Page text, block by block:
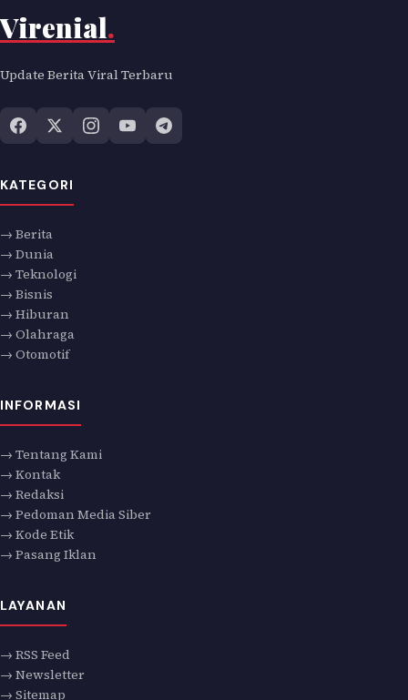
Virenial.
Update Berita Viral Terbaru
KATEGORI
→ Berita
→ Dunia
→ Teknologi
→ Bisnis
→ Hiburan
→ Olahraga
→ Otomotif
INFORMASI
→ Tentang Kami
→ Kontak
→ Redaksi
→ Pedoman Media Siber
→ Kode Etik
→ Pasang Iklan
LAYANAN
→ RSS Feed
→ Newsletter
→ Sitemap